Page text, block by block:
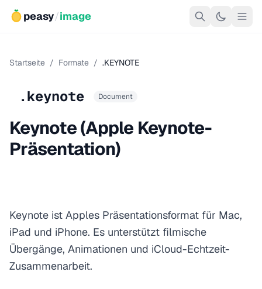
peasy/image
Startseite / Formate / .KEYNOTE
.keynote Document
Keynote (Apple Keynote-
Präsentation)
Keynote ist Apples Präsentationsformat für Mac,
iPad und iPhone. Es unterstützt filmische
Übergänge, Animationen und iCloud-Echtzeit-
Zusammenarbeit.